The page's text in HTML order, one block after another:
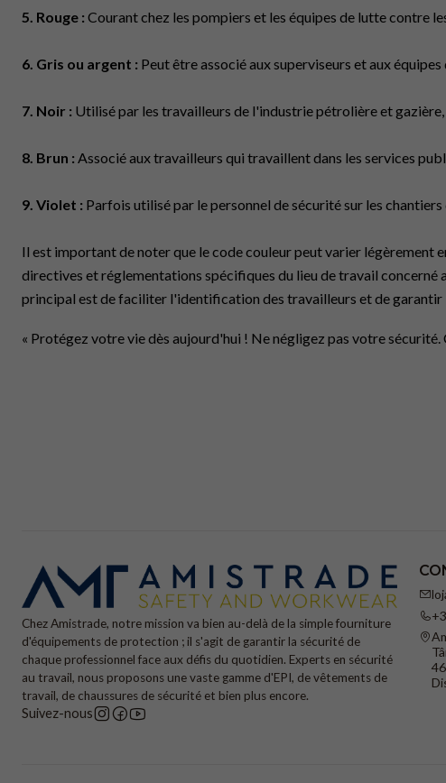
5. Rouge : Courant chez les pompiers et les équipes de lutte contre
6. Gris ou argent : Peut être associé aux superviseurs et aux
7. Noir : Utilisé par les travailleurs de l'industrie pétrolière et
8. Brun : Associé aux travailleurs qui travaillent dans les services
9. Violet : Parfois utilisé par le personnel de sécurité sur les
Il est important de noter que le code couleur peut varier légèrement
directives et réglementations spécifiques du lieu de travail concerné
principal est de faciliter l'identification des travailleurs et de garantir
« Protégez votre vie dès aujourd'hui ! Ne négligez pas votre
Chez Amistrade, notre mission va bien au-delà de la simple fourniture
d'équipements de protection ; il s'agit de garantir la sécurité de
chaque professionnel face aux défis du quotidien. Experts en sécurité
au travail, nous proposons une vaste gamme d'EPI, de vêtements de
travail, de chaussures de sécurité et bien plus encore.
Suivez-nous